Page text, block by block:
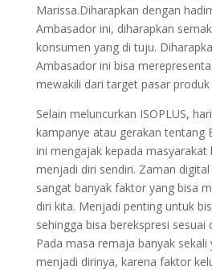
Marissa.Diharapkan dengan
Ambasador ini, diharapkan
konsumen yang di tuju.
Ambasador ini bisa
mewakili dari target pasar produk
Selain meluncurkan ISOPLUS,
kampanye atau gerakan tentang
ini mengajak kepada masyarakat
menjadi diri sendiri. Zaman
sangat banyak faktor yang bisa
diri kita. Menjadi penting untuk
sehingga bisa berekspresi sesuai
Pada masa remaja banyak
menjadi dirinya, karena faktor